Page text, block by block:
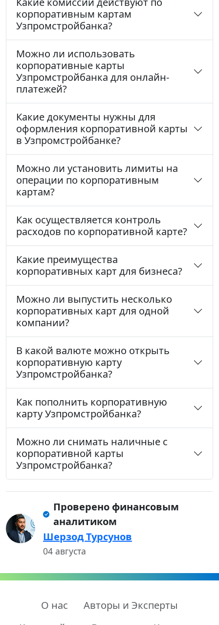
корпоративным картам
Узпромстройбанка?
Можно ли использовать
корпоративные карты
Узпромстройбанка для онлайн-
платежей?
Какие документы нужны для
оформления корпоративной карты
в Узпромстройбанке?
Можно ли установить лимиты на
операции по корпоративным
картам?
Как осуществляется контроль
расходов по корпоративной карте?
Какие преимущества
корпоративных карт для бизнеса?
Можно ли выпустить несколько
корпоративных карт для одной
компании?
В какой валюте можно открыть
корпоративную карту
Узпромстройбанка?
Как пополнить корпоративную
карту Узпромстройбанка?
Можно ли снимать наличные с
корпоративной карты
Узпромстройбанка?
Проверено финансовым
аналитиком
Шерзод Турсунов
04 августа
О нас
Авторы и Эксперты